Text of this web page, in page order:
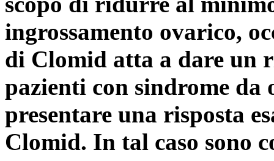
ingrossamento ovarico,
di Clomid atta a dare un
pazienti con sindrome da
presentare una risposta
Clomid. In tal caso sono